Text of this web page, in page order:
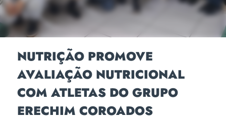
NUTRIÇÃO PROMOVE
AVALIAÇÃO NUTRICIONAL
COM ATLETAS DO GRUPO
ERECHIM COROADOS